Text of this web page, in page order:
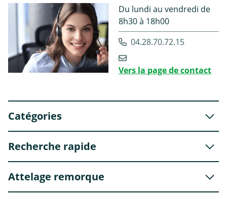
Du lundi au vendredi de
8h30 à 18h00
04.28.70.72.15
Vers la page de contact
Catégories
Recherche rapide
Attelage remorque